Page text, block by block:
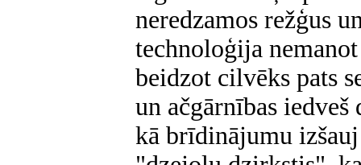
neredzamos režģus
technoloģija
beidzot cilvēks pats
un ačgārnības
kā brīdinājumu